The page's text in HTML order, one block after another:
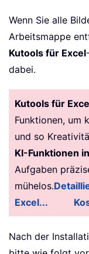
Wenn Sie alle
Arbeitsmappe
Kutools für Excel
dabei.
Kutools für
Funktionen, um
und so
KI-Funktionen
Aufgaben
mühelos.
Excel...
Nach der